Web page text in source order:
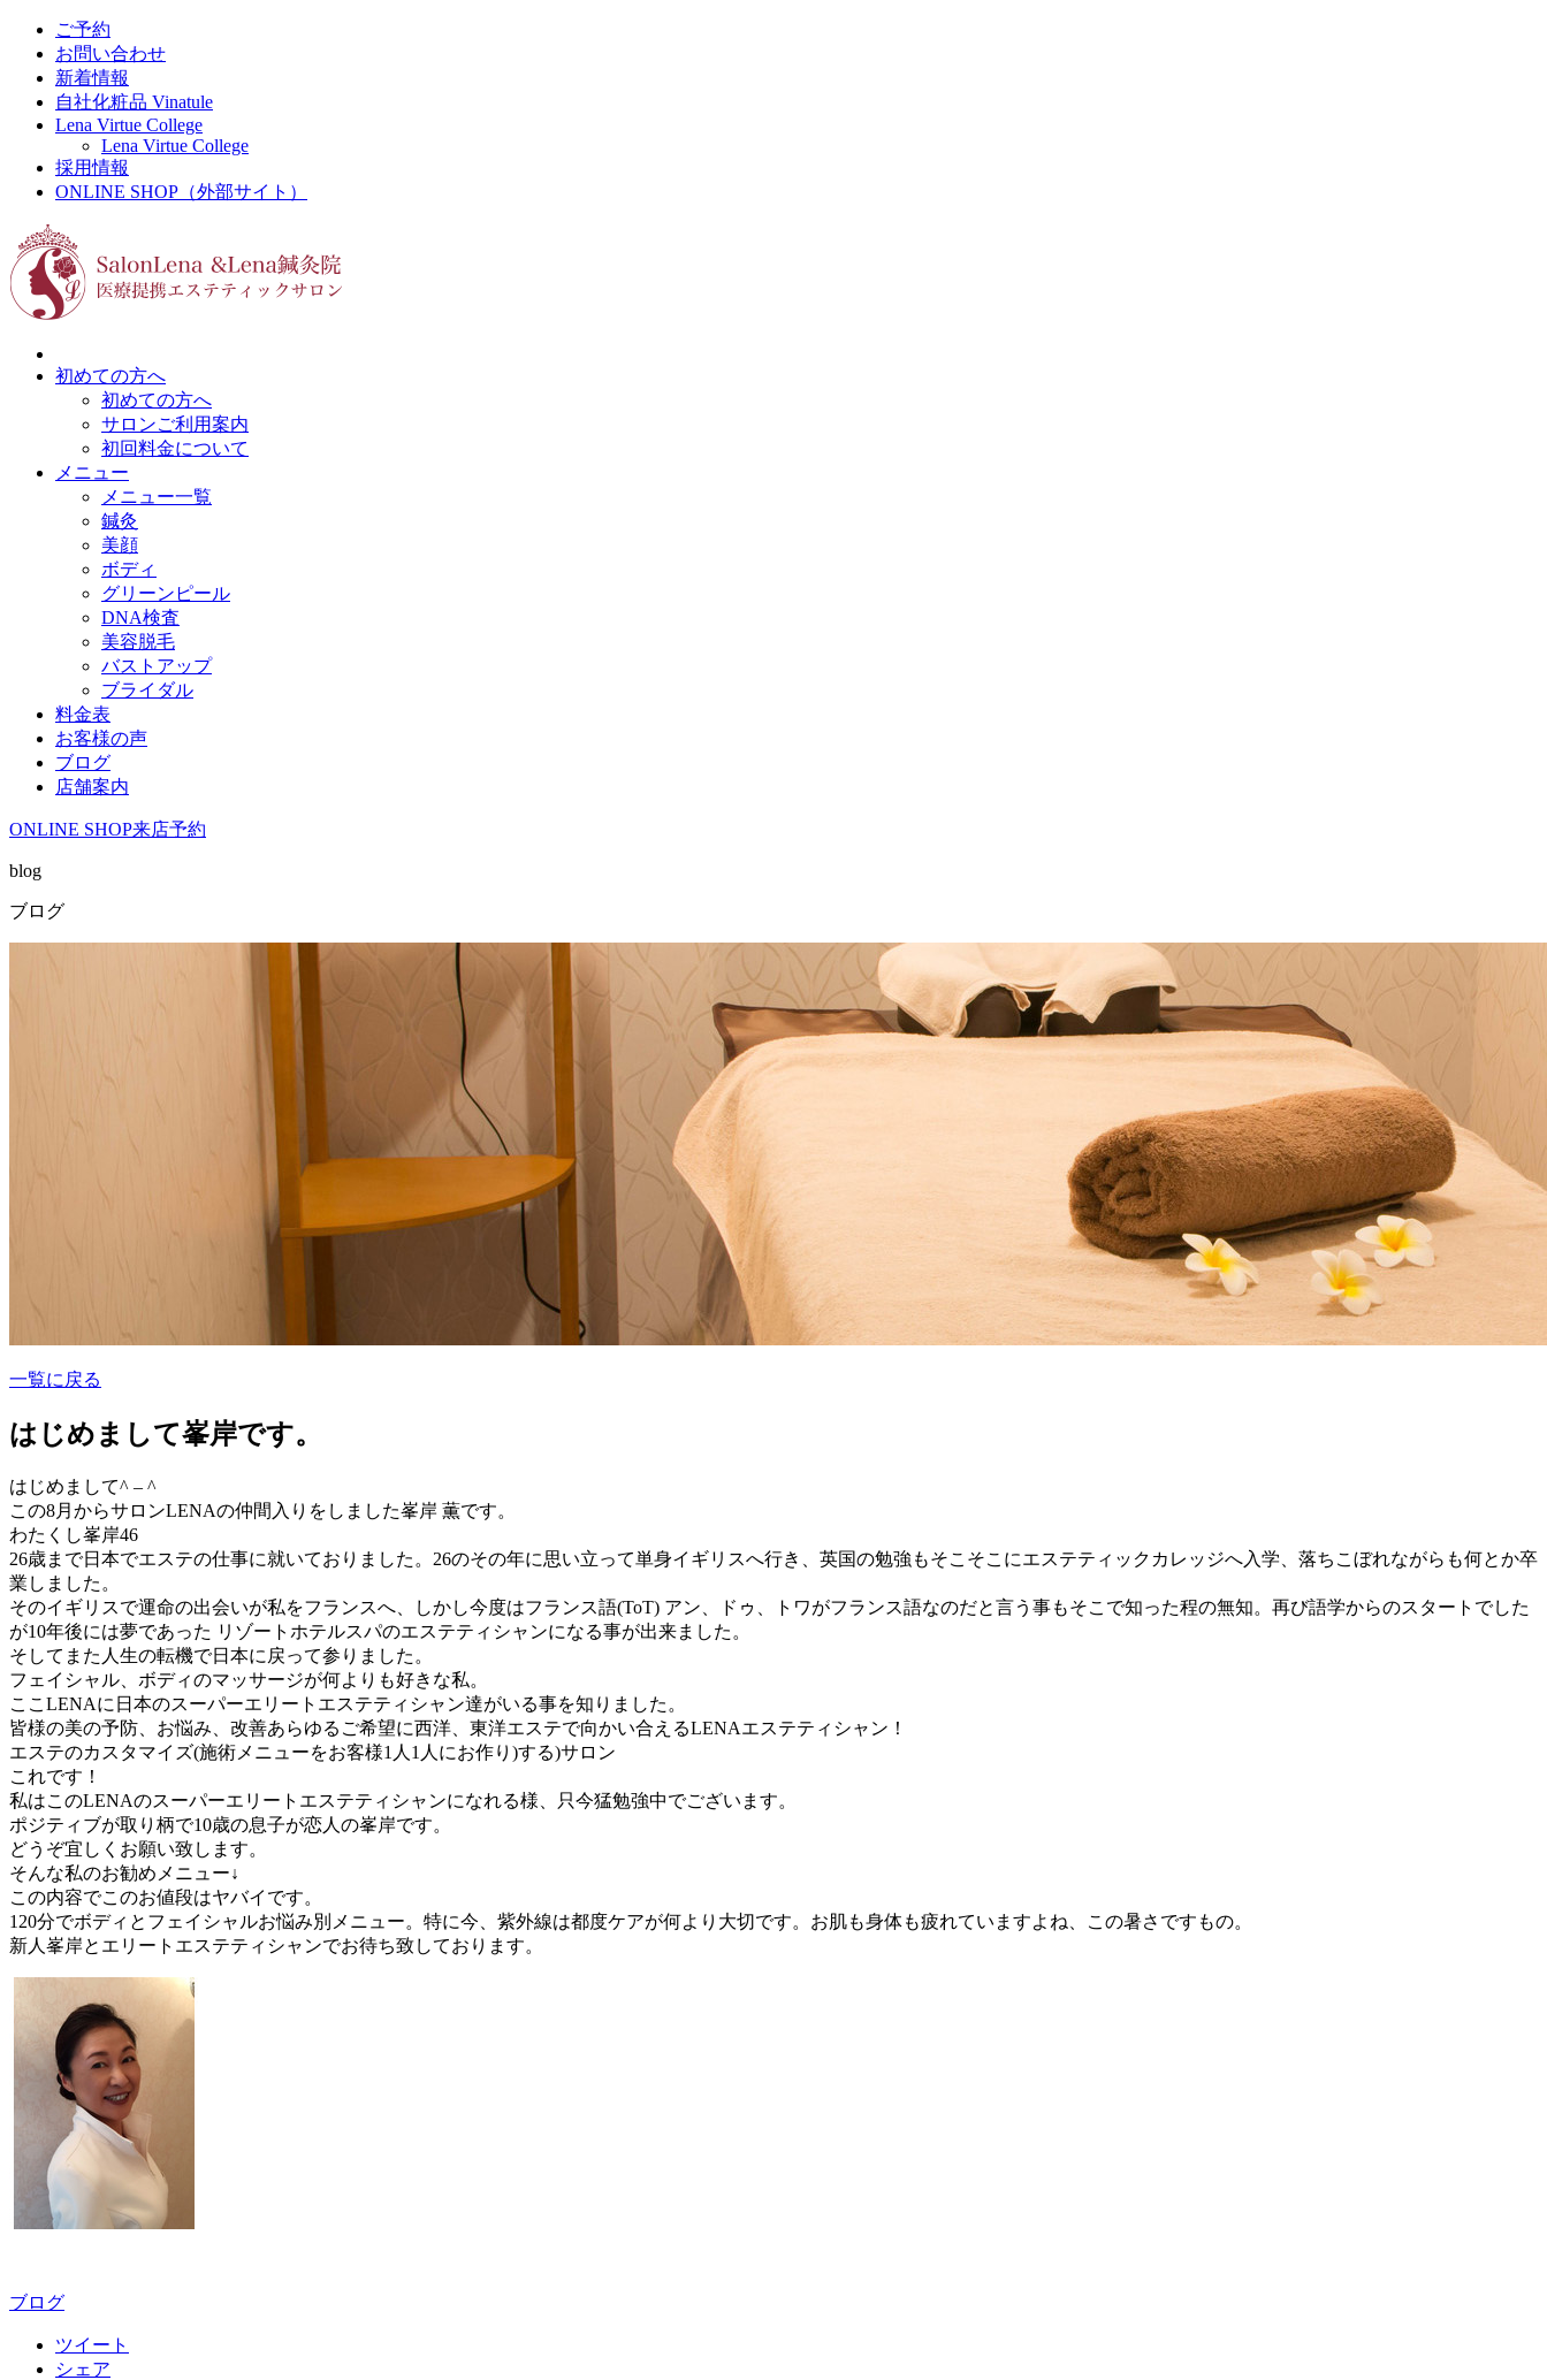
ご予約
お問い合わせ
新着情報
自社化粧品 Vinatule
Lena Virtue College
Lena Virtue College
採用情報
ONLINE SHOP（外部サイト）
初めての方へ
初めての方へ
サロンご利用案内
初回料金について
メニュー
メニュー一覧
鍼灸
美顔
ボディ
グリーンピール
DNA検査
美容脱毛
バストアップ
ブライダル
料金表
お客様の声
ブログ
店舗案内
ONLINE SHOP来店予約
blog
ブログ
一覧に戻る
はじめまして峯岸です。
はじめまして^ – ^
この8月からサロンLENAの仲間入りをしました峯岸 薫です。
わたくし峯岸46
26歳まで日本でエステの仕事に就いておりました。26のその年に思い立って単身イギリスへ行き、英国の勉強もそこそこにエステティックカレッジへ入学、落ちこぼれながらも何とか卒
業しました。
そのイギリスで運命の出会いが私をフランスへ、しかし今度はフランス語(ToT) アン、ドゥ、トワがフランス語なのだと言う事もそこで知った程の無知。再び語学からのスタートでした
が10年後には夢であった リゾートホテルスパのエステティシャンになる事が出来ました。
そしてまた人生の転機で日本に戻って参りました。
フェイシャル、ボディのマッサージが何よりも好きな私。
ここLENAに日本のスーパーエリートエステティシャン達がいる事を知りました。
皆様の美の予防、お悩み、改善あらゆるご希望に西洋、東洋エステで向かい合えるLENAエステティシャン！
エステのカスタマイズ(施術メニューをお客様1人1人にお作り)する)サロン
これです！
私はこのLENAのスーパーエリートエステティシャンになれる様、只今猛勉強中でございます。
ポジティブが取り柄で10歳の息子が恋人の峯岸です。
どうぞ宜しくお願い致します。
そんな私のお勧めメニュー↓
この内容でこのお値段はヤバイです。
120分でボディとフェイシャルお悩み別メニュー。特に今、紫外線は都度ケアが何より大切です。お肌も身体も疲れていますよね、この暑さですもの。
新人峯岸とエリートエステティシャンでお待ち致しております。
ブログ
ツイート
シェア